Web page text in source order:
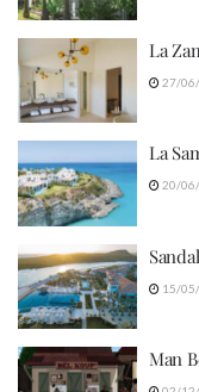
La
27/
La
20/
15/
Man